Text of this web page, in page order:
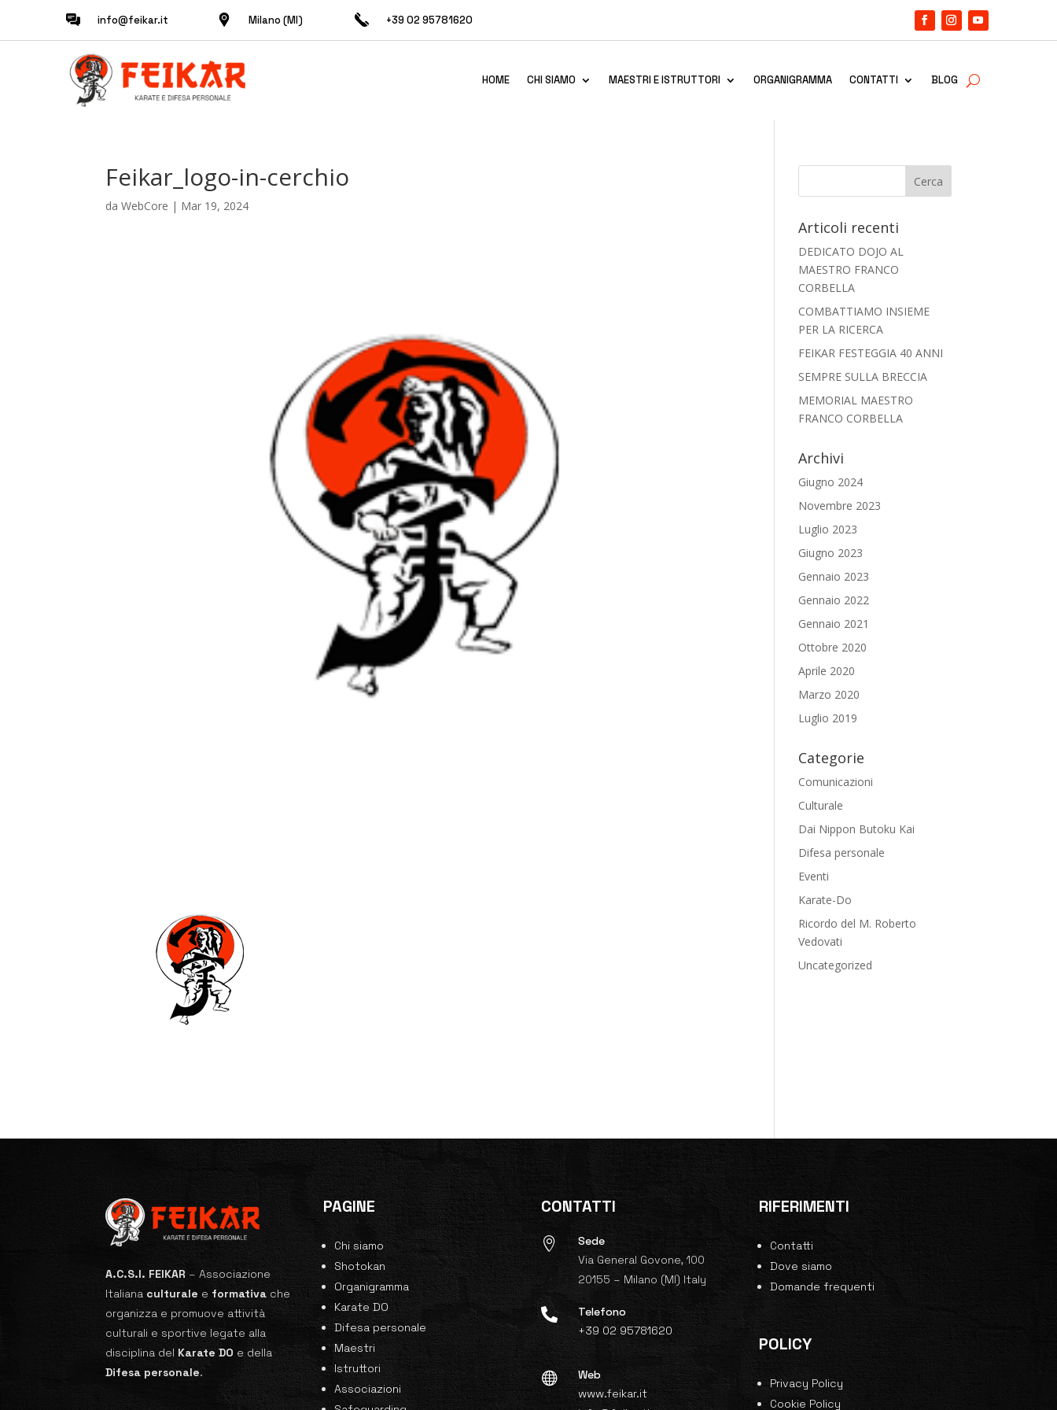
info@feikar.it Milano (MI) +39 02 95781620
HOME CHI SIAMO MAESTRI E ISTRUTTORI ORGANIGRAMMA CONTATTI BLOG
Feikar_logo-in-cerchio
daWebCore | Mar 19, 2024
Articoli recenti
DEDICATO DOJO AL
MAESTRO FRANCO
CORBELLA
COMBATTIAMO INSIEME
PER LA RICERCA
FEIKAR FESTEGGIA 40 ANNI
SEMPRE SULLA BRECCIA
MEMORIAL MAESTRO
FRANCO CORBELLA
Archivi
Giugno 2024
Novembre 2023
Luglio 2023
Giugno 2023
Gennaio 2023
Gennaio 2022
Gennaio 2021
Ottobre 2020
Aprile 2020
Marzo 2020
Luglio 2019
Categorie
Comunicazioni
Culturale
Dai Nippon Butoku Kai
Difesa personale
Eventi
Karate-Do
Ricordo del M. Roberto
Vedovati
Uncategorized
A.C.S.I. FEIKAR –Associazione
Italiana culturale eformativache
organizza e promuove attività
culturali e sportive legate alla
disciplina del Karate DO e della
Difesa personale.
PAGINE
Chi siamo
Shotokan
Organigramma
Karate DO
Difesa personale
Maestri
Istruttori
Associazioni
CONTATTI

Sede
Via General Govone, 100
20155 – Milano (MI) Italy

Telefono
+39 02 95781620

Web
www.feikar.it
RIFERIMENTI
Contatti
Dove siamo
Domande frequenti
POLICY
Privacy Policy
Cookie Policy